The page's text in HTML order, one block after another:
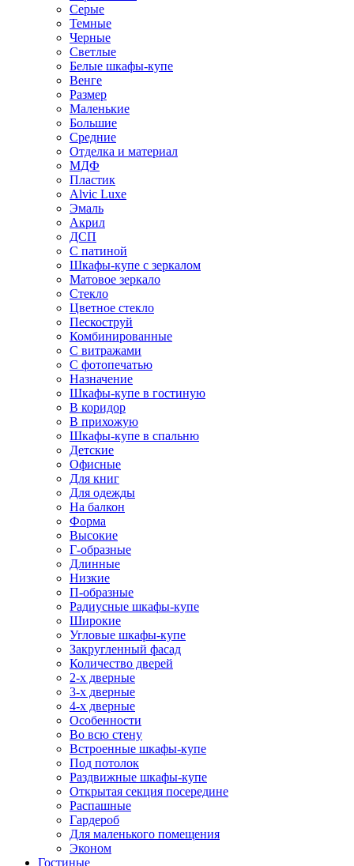
Серые
Темные
Черные
Светлые
Белые шкафы-купе
Венге
Размер
Маленькие
Большие
Средние
Отделка и материал
МДФ
Пластик
Alvic Luxe
Эмаль
Акрил
ДСП
С патиной
Шкафы-купе с зеркалом
Матовое зеркало
Стекло
Цветное стекло
Пескоструй
Комбинированные
С витражами
С фотопечатью
Назначение
Шкафы-купе в гостиную
В коридор
В прихожую
Шкафы-купе в спальню
Детские
Офисные
Для книг
Для одежды
На балкон
Форма
Высокие
Г-образные
Длинные
Низкие
П-образные
Радиусные шкафы-купе
Широкие
Угловые шкафы-купе
Закругленный фасад
Количество дверей
2-х дверные
3-х дверные
4-х дверные
Особенности
Во всю стену
Встроенные шкафы-купе
Под потолок
Раздвижные шкафы-купе
Открытая секция посередине
Распашные
Гардероб
Для маленького помещения
Эконом
Гостиные